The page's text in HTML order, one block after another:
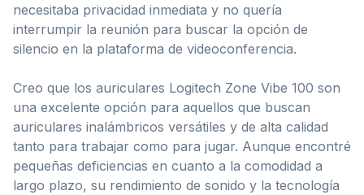
necesitaba privacidad inmediata y no quería
interrumpir la reunión para buscar la opción de
silencio en la plataforma de videoconferencia.
Creo que los auriculares Logitech Zone Vibe 100 son
una excelente opción para aquellos que buscan
auriculares inalámbricos versátiles y de alta calidad
tanto para trabajar como para jugar. Aunque encontré
pequeñas deficiencias en cuanto a la comodidad a
largo plazo, su rendimiento de sonido y la tecnología